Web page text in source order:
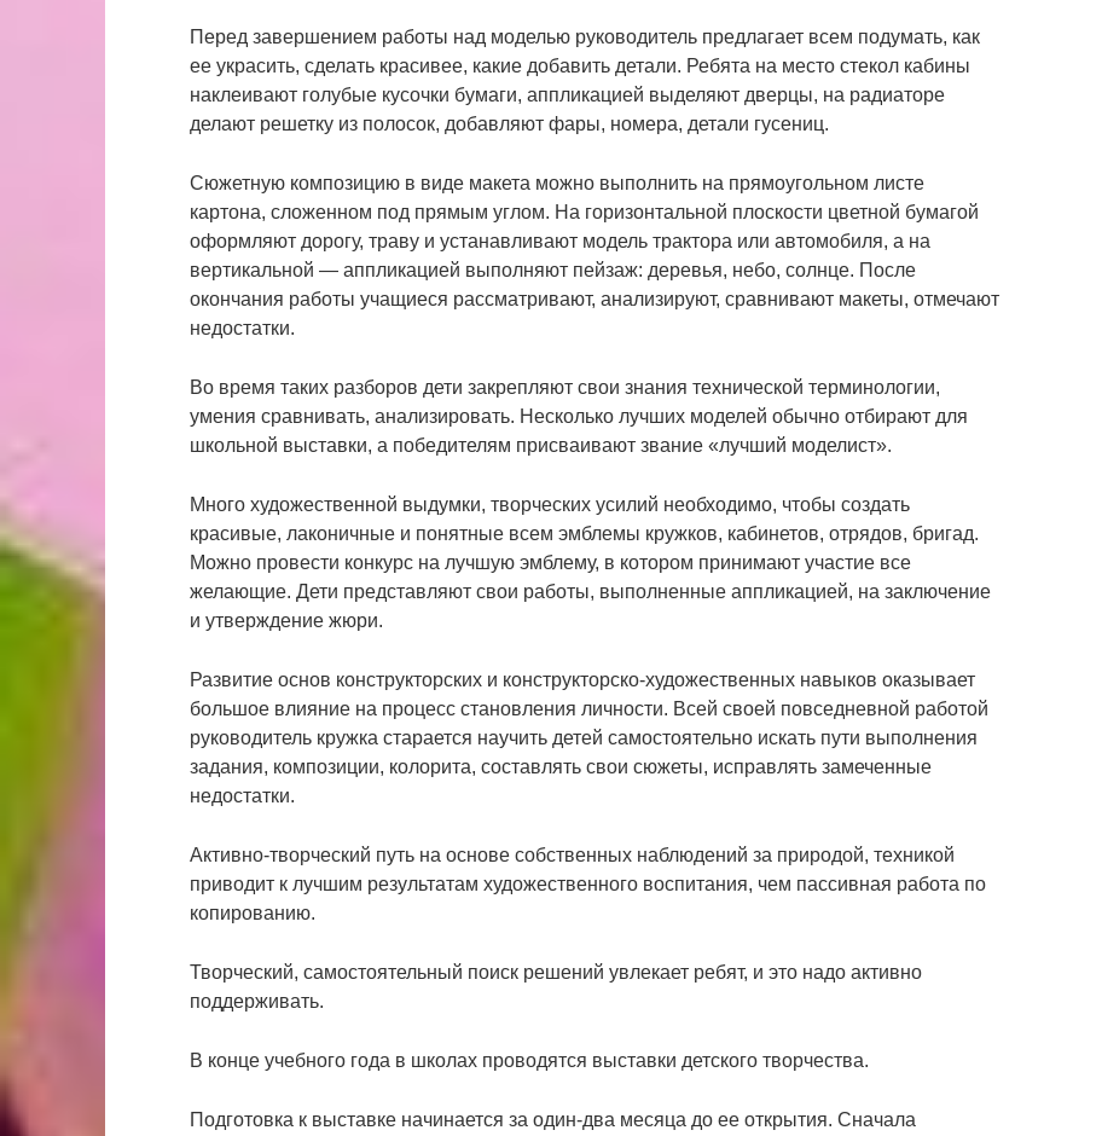
Перед завершением работы над моделью руководитель предлагает всем подумать, как
ее украсить, сделать красивее, какие добавить детали. Ребята на место стекол кабины
наклеивают голубые кусочки бумаги, аппликацией выделяют дверцы, на радиаторе
делают решетку из полосок, добавляют фары, номера, детали гусениц.
Сюжетную композицию в виде макета можно выполнить на прямоугольном листе
картона, сложенном под прямым углом. На горизонтальной плоскости цветной бумагой
оформляют дорогу, траву и устанавливают модель трактора или автомобиля, а на
вертикальной — аппликацией выполняют пейзаж: деревья, небо, солнце. После
окончания работы учащиеся рассматривают, анализируют, сравнивают макеты, отмечают
недостатки.
Во время таких разборов дети закрепляют свои знания технической терминологии,
умения сравнивать, анализировать. Несколько лучших моделей обычно отбирают для
школьной выставки, а победителям присваивают звание «лучший моделист».
Много художественной выдумки, творческих усилий необходимо, чтобы создать
красивые, лаконичные и понятные всем эмблемы кружков, кабинетов, отрядов, бригад.
Можно провести конкурс на лучшую эмблему, в котором принимают участие все
желающие. Дети представляют свои работы, выполненные аппликацией, на заключение
и утверждение жюри.
Развитие основ конструкторских и конструкторско-художественных навыков оказывает
большое влияние на процесс становления личности. Всей своей повседневной работой
руководитель кружка старается научить детей самостоятельно искать пути выполнения
задания, композиции, колорита, составлять свои сюжеты, исправлять замеченные
недостатки.
Активно-творческий путь на основе собственных наблюдений за природой, техникой
приводит к лучшим результатам художественного воспитания, чем пассивная работа по
копированию.
Творческий, самостоятельный поиск решений увлекает ребят, и это надо активно
поддерживать.
В конце учебного года в школах проводятся выставки детского творчества.
Подготовка к выставке начинается за один-два месяца до ее открытия. Сначала